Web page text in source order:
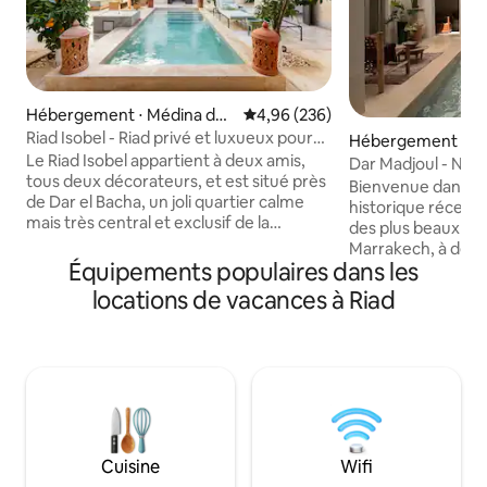
Hébergement ⋅ Médina de
Marrakech
Évaluation moyenne sur la
4,96 (236)
Riad Isobel - Riad privé et luxueux pour
8 personnes avec piscine
Le Riad Isobel appartient à deux amis,
tous deux décorateurs, et est situé près
de Dar el Bacha, un joli quartier calme
mais très central et exclusif de la
normes les plus élevées et conçu pour
ressembler à votre propre boutique-
hôtel privé sans aucun détail négligé.
nommé dans le Top 42 Best AirBnbs with
Pools by Condé Nast Traveller. Service
de conciergerie fourni.
Hébergement ⋅
arrakech
Dar Madjoul - Nouveau !
d'ouverture !
Bienvenue dans
historique
des plus beaux
Marrakech, à
la Bahia et à cinq
battant de
Fna. Le riad est disponible exclusivement
sont assurés par
femme de
espérons que
séjourner autant
Équipements populaires dans les
locations de vacances à Riad
Cuisine Wifi